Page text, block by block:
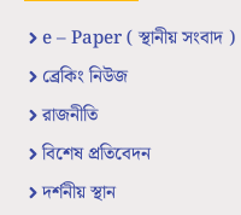
e – Paper ( স্থানীয় সংবাদ )
ব্রেকিং নিউজ
রাজনীতি
বিশেষ প্রতিবেদন
দর্শনীয় স্থান